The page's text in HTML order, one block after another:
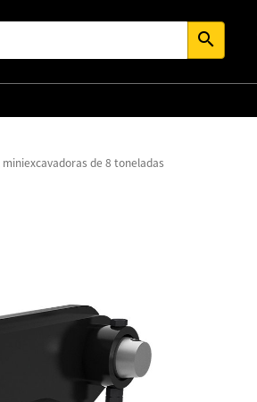
search
miniexcavadoras de 8 toneladas